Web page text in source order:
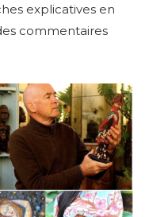
explicatives en
commentaires